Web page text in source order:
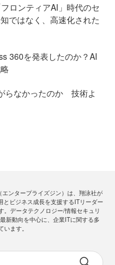
ロンティアAI」時代のセ
ではなく、高速化された
360を発表したのか？AI
らなかったのか 技術よ
エンタープライズジン）は、翔泳社が
とビジネス成長を支援するITリーダー
。データテクノロジー/情報セキュリ
新動向を中心に、企業ITに関する多
ます。